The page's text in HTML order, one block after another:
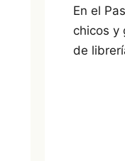
En el
chicos y
de